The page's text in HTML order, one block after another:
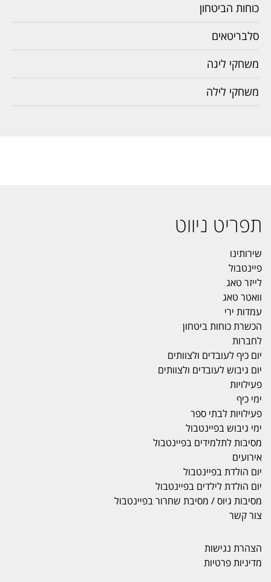
כוחות הביטחון
סלבריטאים
משחקי ליגה
משחקי לילה
תפריט ניווט
שירותינו
פיינטבול
לייזר טאג
וואטר טאג
עמדות ירי
הכשרת כוחות ביטחון
לחברות
יום כיף לעובדים ולצוותים
יום גיבוש לעובדים ולצוותים
פעילויות
ימי כיף
פעילויות לבתי ספר
ימי גיבוש בפיינטבול
מסיבות לתלמידים בפיינטבול
אירועים
יום הולדת בפיינטבול
יום הולדת לילדים בפיינטבול
מסיבות גיוס / מסיבת שחרור בפיינטבול
צור קשר
הצהרת נגישות
מדיניות פרטיות